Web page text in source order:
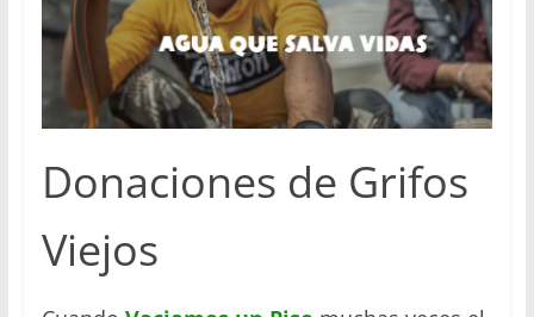
Donaciones de Grifos
Viejos